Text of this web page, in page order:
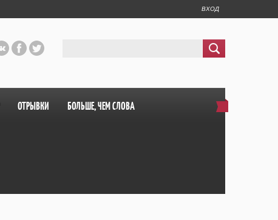
ВХОД
ОТРЫВКИ БОЛЬШЕ, ЧЕМ СЛОВА